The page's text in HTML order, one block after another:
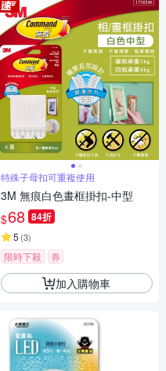
特殊子母扣可重複使用
3M 無痕白色畫框掛扣-中型
$68 84折
5 (3)
限時下殺 券
加入購物車